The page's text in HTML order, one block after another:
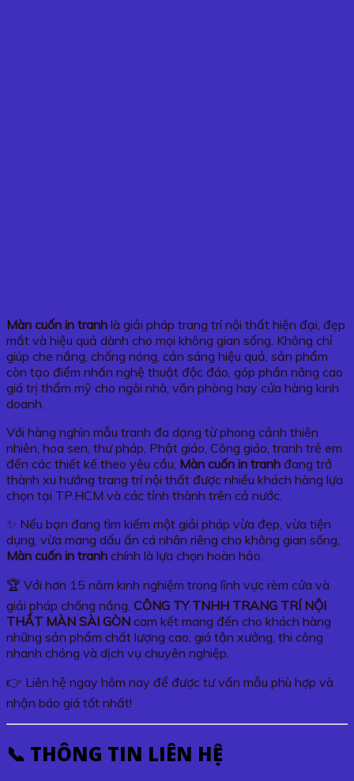
Màn cuốn in tranh là giải pháp trang trí nội thất hiện đại, đẹp
mắt và hiệu quả dành cho mọi không gian sống. Không chỉ
giúp che nắng, chống nóng, cản sáng hiệu quả, sản phẩm
còn tạo điểm nhấn nghệ thuật độc đáo, góp phần nâng cao
giá trị thẩm mỹ cho ngôi nhà, văn phòng hay cửa hàng kinh
doanh.
Với hàng nghìn mẫu tranh đa dạng từ phong cảnh thiên
nhiên, hoa sen, thư pháp, Phật giáo, Công giáo, tranh trẻ em
đến các thiết kế theo yêu cầu, Màn cuốn in tranh đang trở
thành xu hướng trang trí nội thất được nhiều khách hàng lựa
chọn tại TP.HCM và các tỉnh thành trên cả nước.
✨ Nếu bạn đang tìm kiếm một giải pháp vừa đẹp, vừa tiện
dụng, vừa mang dấu ấn cá nhân riêng cho không gian sống,
Màn cuốn in tranh chính là lựa chọn hoàn hảo.
🏆 Với hơn 15 năm kinh nghiệm trong lĩnh vực rèm cửa và
giải pháp chống nắng, CÔNG TY TNHH TRANG TRÍ NỘI
THẤT MÀN SÀI GÒN cam kết mang đến cho khách hàng
những sản phẩm chất lượng cao, giá tận xưởng, thi công
nhanh chóng và dịch vụ chuyên nghiệp.
👉 Liên hệ ngay hôm nay để được tư vấn mẫu phù hợp và
nhận báo giá tốt nhất!
📞 THÔNG TIN LIÊN HỆ